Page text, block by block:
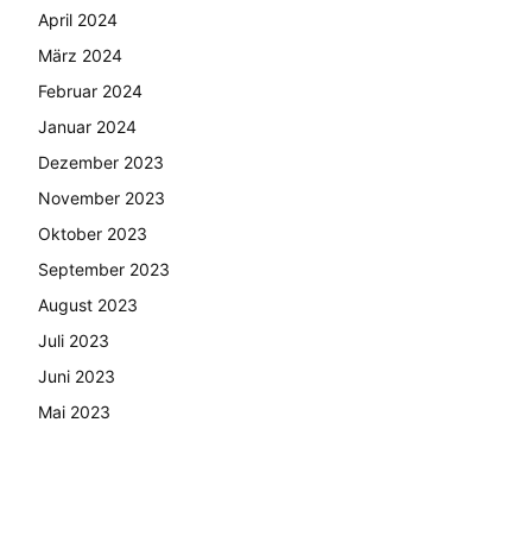
April 2024
März 2024
Februar 2024
Januar 2024
Dezember 2023
November 2023
Oktober 2023
September 2023
August 2023
Juli 2023
Juni 2023
Mai 2023